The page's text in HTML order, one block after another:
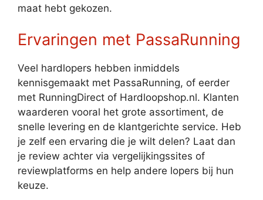
maat hebt gekozen.
Ervaringen met PassaRunning
Veel hardlopers hebben inmiddels
kennisgemaakt met PassaRunning, of eerder
met RunningDirect of Hardloopshop.nl. Klanten
waarderen vooral het grote assortiment, de
snelle levering en de klantgerichte service. Heb
je zelf een ervaring die je wilt delen? Laat dan
je review achter via vergelijkingssites of
reviewplatforms en help andere lopers bij hun
keuze.